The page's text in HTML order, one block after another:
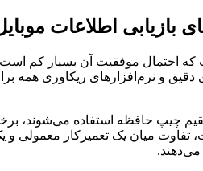
اطلاعات
احتمال موفقیت آن بسیار کم است.
و نرم‌افزارهای ریکاوری همه
چیپ حافظه استفاده می‌شوند،
میان یک تعمیرکار معمولی و
می‌دهند.